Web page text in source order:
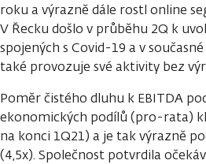
roku a výrazně dále rostl online
V Řecku došlo v průběhu 2Q k
spojených s Covid-19 a v
také provozuje své aktivity bez
Poměr čistého dluhu k EBITDA
ekonomických podílů (pro-rata)
na konci 1Q21) a je tak výrazně
(4,5x). Společnost potvrdila